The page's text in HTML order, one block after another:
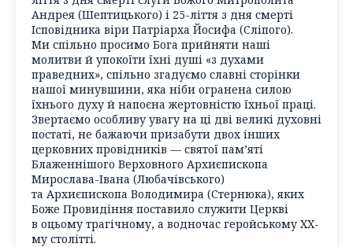
Андрея (Шептицького) і 25-ліття з дня смерті
Ісповідника віри Патріарха Йосифа (Сліпого).
Ми спільно просимо Бога прийняти наші
молитви й упокоїти їхні душі «з духами
праведних», спільно згадуємо славні сторінки
нашої минувшини, яка ніби огранена силою
їхнього духу й напоєна жертовністю їхньої праці.
Звертаємо особливу увагу на ці дві великі духовні
постаті, не бажаючи призабути двох інших
церковних провідників — святої пам’яті
Блаженнішого Верховного Архиєпископа
Мирослава-Івана (Любачівського)
та Архиєпископа Володимира (Стернюка), яких
Боже Провидіння поставило служити Церкві
в оцьому трагічному, а водночас геройському ХХ-
му столітті.